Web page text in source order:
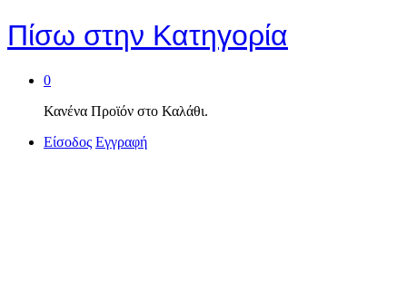
Πίσω στην Κατηγορία
0
Κανένα Προϊόν στο Καλάθι.
Είσοδος Εγγραφή